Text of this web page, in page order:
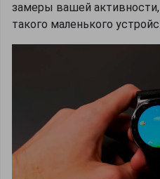
замеры вашей активности,
такого маленького